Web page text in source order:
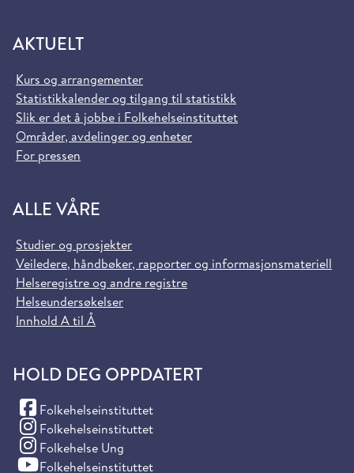
AKTUELT
Kurs og arrangementer
Statistikkalender og tilgang til statistikk
Slik er det å jobbe i Folkehelseinstituttet
Områder, avdelinger og enheter
For pressen
ALLE VÅRE
Studier og prosjekter
Veiledere, håndbøker, rapporter og informasjonsmateriell
Helseregistre og andre registre
Helseundersøkelser
Innhold A til Å
HOLD DEG OPPDATERT
Folkehelseinstituttet
(Facebook)
Folkehelseinstituttet
(Instagram)
Folkehelse Ung
(Instagram)
Folkehelseinstituttet
(YouTube)